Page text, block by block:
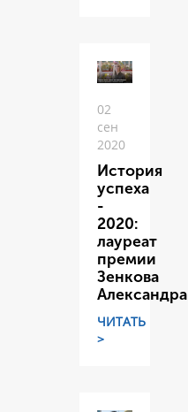
02
сен
2020
История
успеха
-
2020:
лауреат
премии
Зенкова
Александра
ЧИТАТЬ
>